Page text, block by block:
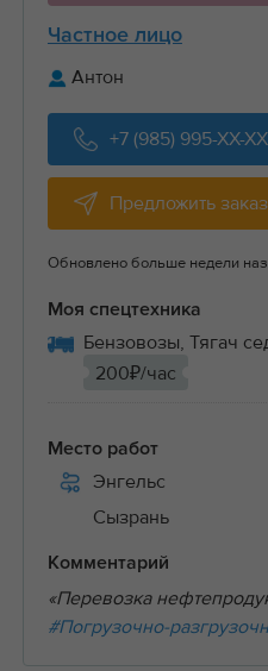
Частное лицо
Антон
+7 (985) 995-XX-XX
Предложить заказ
Обновлено больше недели
Моя спецтехника
Бензовозы, Тягач
200₽/час
Место работ
Энгельс
Сызрань
Комментарий
«Перевозка
#Погрузочно-